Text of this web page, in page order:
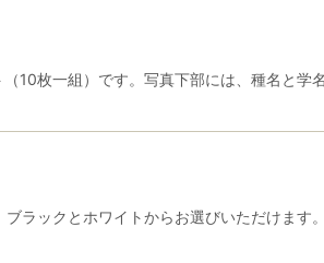
枚一組）です。写真下部には、種名と学
ックとホワイトからお選びいただけます